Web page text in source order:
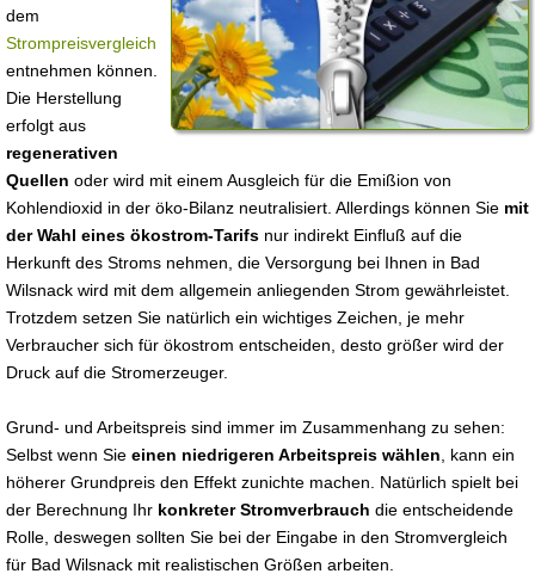
dem
Strompreisvergleich
entnehmen können.
Die Herstellung
erfolgt aus
regenerativen
Quellen oder wird mit einem Ausgleich für die Emißion von
Kohlendioxid in der öko-Bilanz neutralisiert. Allerdings können Sie mit
der Wahl eines ökostrom-Tarifs nur indirekt Einfluß auf die
Herkunft des Stroms nehmen, die Versorgung bei Ihnen in Bad
Wilsnack wird mit dem allgemein anliegenden Strom gewährleistet.
Trotzdem setzen Sie natürlich ein wichtiges Zeichen, je mehr
Verbraucher sich für ökostrom entscheiden, desto größer wird der
Druck auf die Stromerzeuger.
Grund- und Arbeitspreis sind immer im Zusammenhang zu sehen:
Selbst wenn Sie einen niedrigeren Arbeitspreis wählen , kann ein
höherer Grundpreis den Effekt zunichte machen. Natürlich spielt bei
der Berechnung Ihr konkreter Stromverbrauch die entscheidende
Rolle, deswegen sollten Sie bei der Eingabe in den Stromvergleich
für Bad Wilsnack mit realistischen Größen arbeiten.